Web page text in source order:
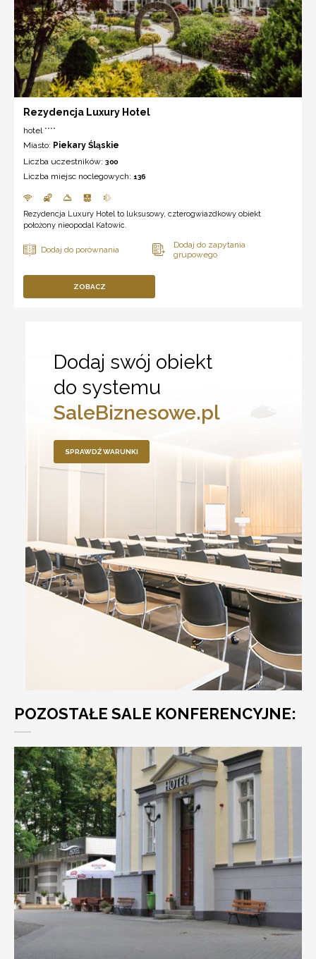
Rezydencja Luxury Hotel
hotel ****
Miasto: Piekary Śląskie
Liczba uczestników: 300
Liczba miejsc noclegowych: 136
Rezydencja Luxury Hotel to luksusowy, czterogwiazdkowy obiekt
położony nieopodal Katowic.
ZOBACZ
Dodaj swój obiekt
do systemu
SaleBiznesowe.pl
SPRAWDŹ WARUNKI
POZOSTAŁE SALE KONFERENCYJNE: